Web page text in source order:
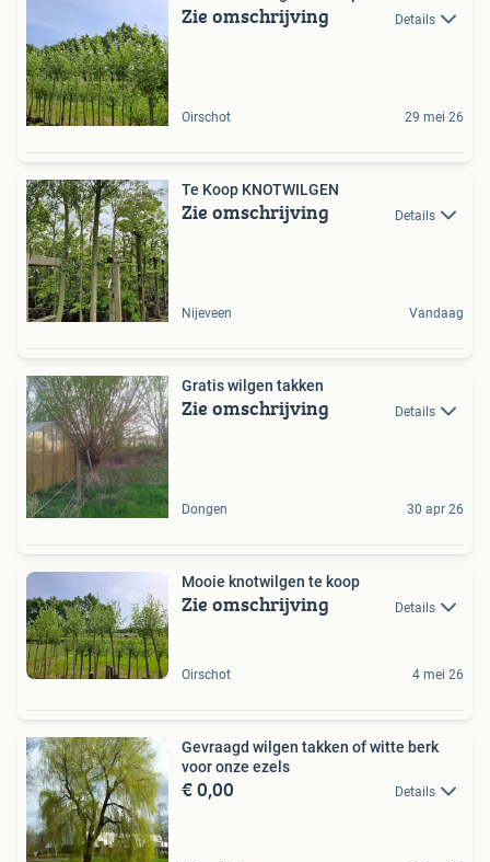
Zie omschrijving Details
Oirschot 29 mei 26
Te Koop KNOTWILGEN
Zie omschrijving Details
Nijeveen Vandaag
Gratis wilgen takken
Zie omschrijving Details
Dongen 30 apr 26
Mooie knotwilgen te koop
Zie omschrijving Details
Oirschot 4 mei 26
Gevraagd wilgen takken of witte berk
voor onze ezels
€ 0,00 Details